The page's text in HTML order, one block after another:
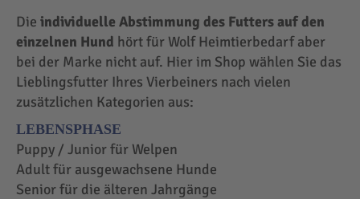
Die individuelle Abstimmung des Futters auf den
einzelnen Hund hört für Wolf Heimtierbedarf aber
bei der Marke nicht auf. Hier im Shop wählen Sie das
Lieblingsfutter Ihres Vierbeiners nach vielen
zusätzlichen Kategorien aus:
LEBENSPHASE
Puppy / Junior für Welpen
Adult für ausgewachsene Hunde
Senior für die älteren Jahrgänge